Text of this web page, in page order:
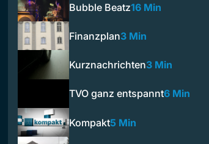
Bubble Beatz16 Min
Finanzplan3 Min
Kurznachrichten3 Min
TVO ganz entspannt6 Min
Kompakt5 Min